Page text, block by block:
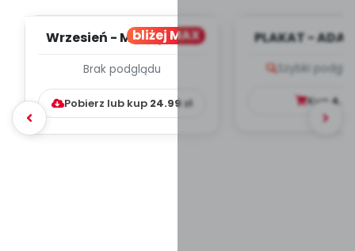
bliżej MAX
Wrzesień - MIESIĘCZNY
WYCHOWAWCZO –
DYDAKTYC...
Brak podglądu
Pobierz lub kup 24.99zł
PLAKAT -
Szybki
Kup